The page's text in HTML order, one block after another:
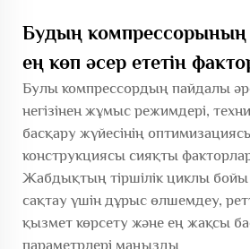
Будың компрессорының
ең көп әсер ететін
Булы компрессордың пайдалы
негізінен жұмыс режимдері,
басқару жүйесінің
конструкциясы сияқты
Жабдықтың тіршілік циклы бойы
сақтау үшін дұрыс өлшемдеу,
қызмет көрсету және ең жақсы
параметрлері маңызды